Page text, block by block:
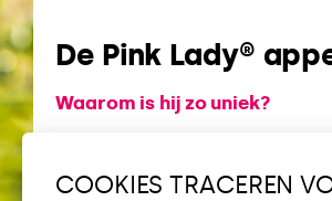
De Pink Lady®
Waarom is hij zo uniek?
COOKIES TRACEREN